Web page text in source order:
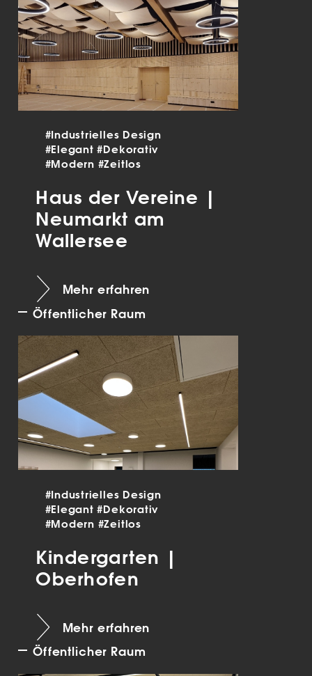
#Industrielles Design
#Elegant#Dekorativ
#Modern #Zeitlos
Haus der Vereine |
Neumarkt am
Wallersee
Mehr erfahren
Öffentlicher Raum
#Industrielles Design
#Elegant#Dekorativ
#Modern #Zeitlos
Kindergarten |
Oberhofen
Mehr erfahren
Öffentlicher Raum